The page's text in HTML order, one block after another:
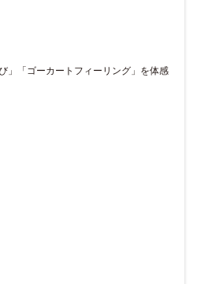
」「ゴーカートフィーリング」を体感